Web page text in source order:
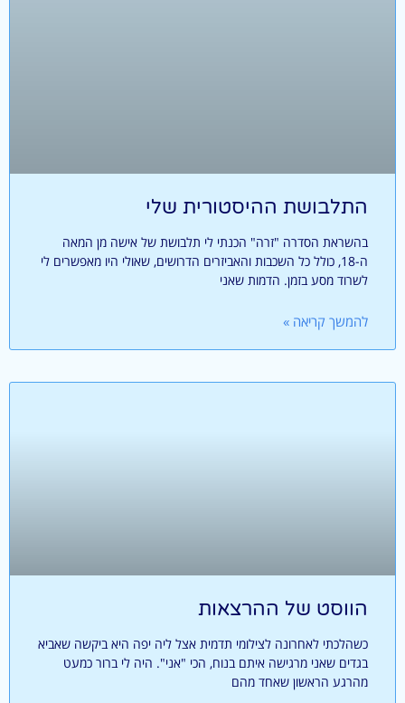
התלבושת ההיסטורית שלי
בהשראת הסדרה "זרה" הכנתי לי תלבושת של אישה מן המאה
ה-18, כולל כל השכבות והאביזרים הדרושים, שאולי היו מאפשרים לי
לשרוד מסע בזמן. הדמות שאני
להמשך קריאה »
הווסט של ההרצאות
כשהלכתי לאחרונה לצילומי תדמית אצל ליה יפה היא ביקשה שאביא
בגדים שאני מרגישה איתם בנוח, הכי "אני". היה לי ברור כמעט
מהרגע הראשון שאחד מהם